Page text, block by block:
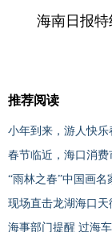
海南日报特
推荐阅读
小年到来，游人快乐
春节临近，海口消
“雨林之春”中国画
现场直击龙湖海口
海事部门提醒 过海